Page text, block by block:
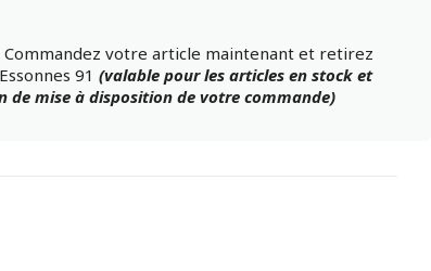
Commandez votre article maintenant et retirez
91 (valable pour les articles en stock et
mise à disposition de votre commande)